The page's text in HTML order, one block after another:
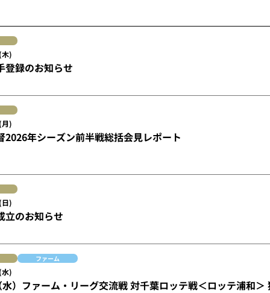
)
登録のお知らせ
)
2026年シーズン前半戦総括会見レポート
)
立のお知らせ
ファーム
)
）ファーム・リーグ交流戦 対千葉ロッテ戦＜ロッテ浦和